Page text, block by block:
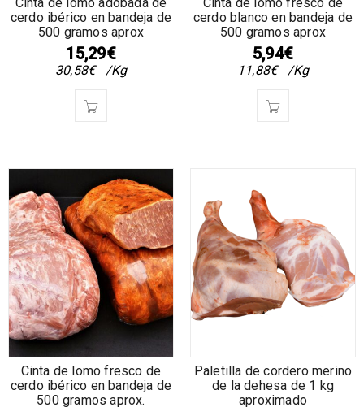
cerdo ibérico en bandeja de
500 gramos aprox
15,29€
30,58€ /Kg
cerdo blanco en bandeja de
500 gramos aprox
5,94€
11,88€ /Kg
Cinta de lomo fresco de
cerdo ibérico en bandeja de
500 gramos aprox.
Paletilla de cordero merino
de la dehesa de 1 kg
aproximado